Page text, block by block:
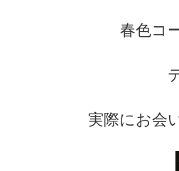
春色コ
実際にお会